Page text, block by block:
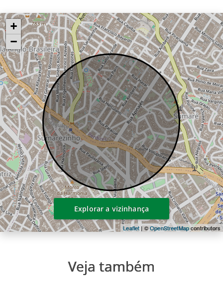
+
−
Leaflet | ©OpenStreetMapcontributors
Explorar a vizinhança
Veja também